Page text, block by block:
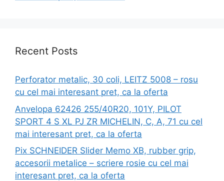
Recent Posts
Perforator metalic, 30 coli, LEITZ 5008 – rosu
cu cel mai interesant pret, ca la oferta
Anvelopa 62426 255/40R20, 101Y, PILOT
SPORT 4 S XL PJ ZR MICHELIN, C, A, 71 cu cel
mai interesant pret, ca la oferta
Pix SCHNEIDER Slider Memo XB, rubber grip,
accesorii metalice – scriere rosie cu cel mai
interesant pret, ca la oferta